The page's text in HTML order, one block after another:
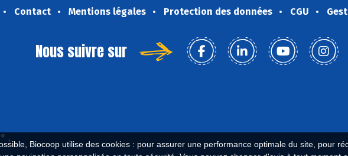
Biocoop utilise des cookies : pour assurer une performance optimale du site, pour
Contact Mentions légales Protection des données CGU
,
Nous suivre sur